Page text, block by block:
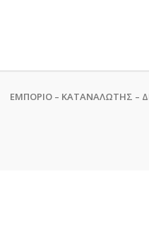
ΕΜΠΟΡΙΟ – ΚΑΤΑΝΑΛΩΤΗΣ –